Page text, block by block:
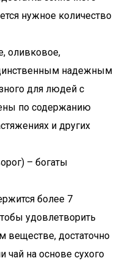
нужное количество
оливковое,
надежным
для людей с
по содержанию
и других
– богаты
более 7
удовлетворить
веществе, достаточно
на основе сухого